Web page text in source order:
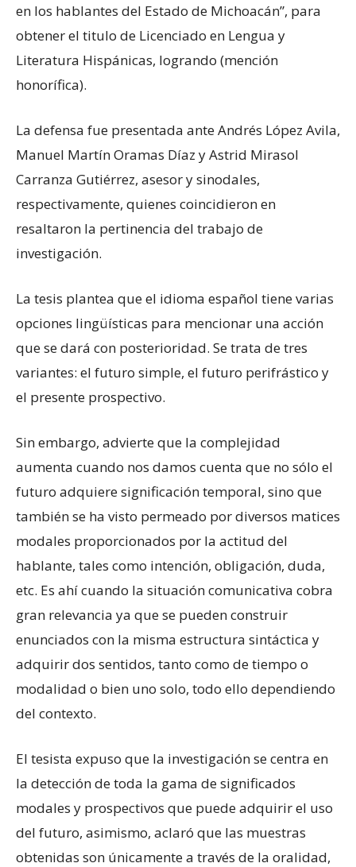
en los hablantes del Estado de Michoacán”, para
obtener el titulo de Licenciado en Lengua y
Literatura Hispánicas, logrando (mención
honorífica).
La defensa fue presentada ante Andrés López Avila,
Manuel Martín Oramas Díaz y Astrid Mirasol
Carranza Gutiérrez, asesor y sinodales,
respectivamente, quienes coincidieron en
resaltaron la pertinencia del trabajo de
investigación.
La tesis plantea que el idioma español tiene varias
opciones lingüísticas para mencionar una acción
que se dará con posterioridad. Se trata de tres
variantes: el futuro simple, el futuro perifrástico y
el presente prospectivo.
Sin embargo, advierte que la complejidad
aumenta cuando nos damos cuenta que no sólo el
futuro adquiere significación temporal, sino que
también se ha visto permeado por diversos matices
modales proporcionados por la actitud del
hablante, tales como intención, obligación, duda,
etc. Es ahí cuando la situación comunicativa cobra
gran relevancia ya que se pueden construir
enunciados con la misma estructura sintáctica y
adquirir dos sentidos, tanto como de tiempo o
modalidad o bien uno solo, todo ello dependiendo
del contexto.
El tesista expuso que la investigación se centra en
la detección de toda la gama de significados
modales y prospectivos que puede adquirir el uso
del futuro, asimismo, aclaró que las muestras
obtenidas son únicamente a través de la oralidad,